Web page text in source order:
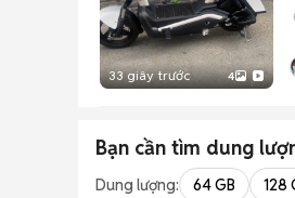
33 giây trước 4
Bạn cần tìm dung
Dung lượng: 64 GB 128